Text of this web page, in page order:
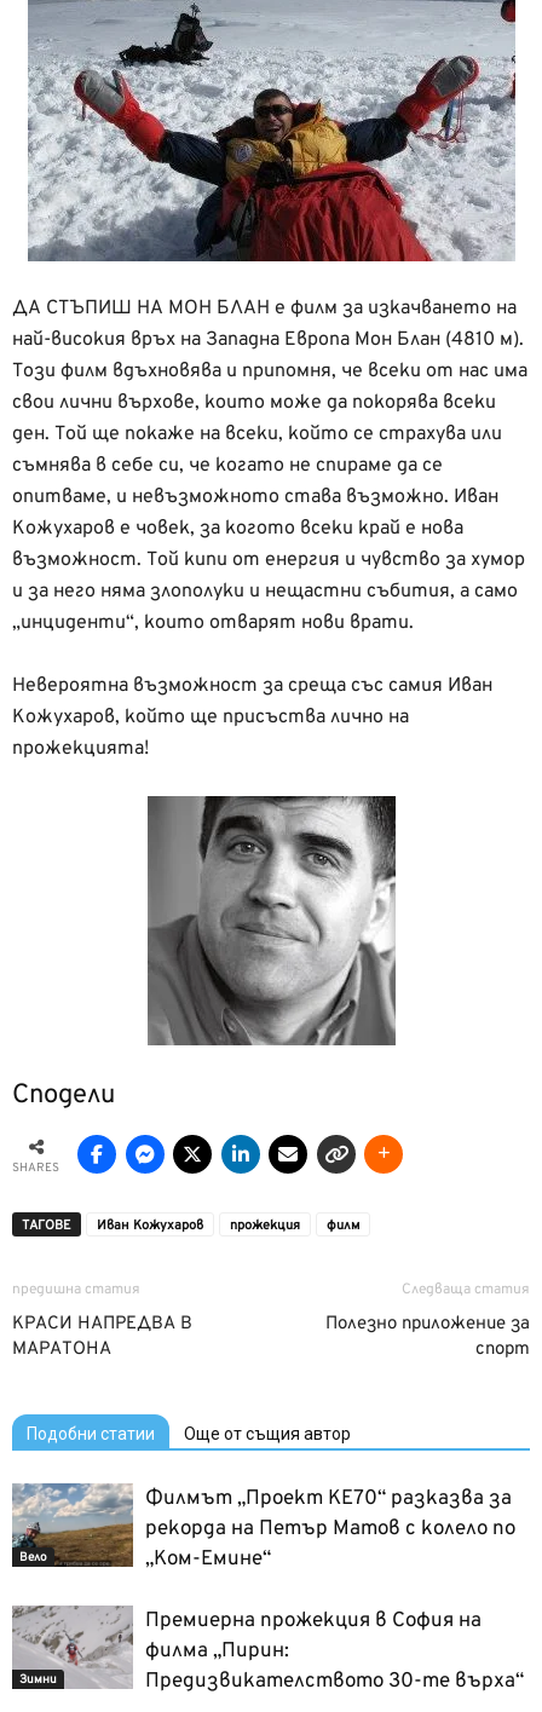
ДА СТЪПИШ НА МОН БЛАН е филм за изкачването на
най-високия връх на Западна Европа Мон Блан (4810 м).
Този филм вдъхновява и припомня, че всеки от нас има
свои лични върхове, които може да покорява всеки
ден. Той ще покаже на всеки, който се страхува или
съмнява в себе си, че когато не спираме да се
опитваме, и невъзможното става възможно. Иван
Кожухаров е човек, за когото всеки край е нова
възможност. Той кипи от енергия и чувство за хумор
и за него няма злополуки и нещастни събития, а само
„инциденти“, които отварят нови врати.
Невероятна възможност за среща със самия Иван
Кожухаров, който ще присъства лично на
прожекцията!
Сподели
SHARES
ТАГОВЕ Иван Кожухаров прожекция филм
предишна статия
КРАСИ НАПРЕДВА В
МАРАТОНА
Следваща статия
Полезно приложение за
спорт
Подобни статии Още от същия автор
Вело
Филмът „Проект КЕ70“ разказва за
рекорда на Петър Матов с колело по
„Ком-Емине“
Зимни
Премиерна прожекция в София на
филма „Пирин:
Предизвикателството 30-те върха“